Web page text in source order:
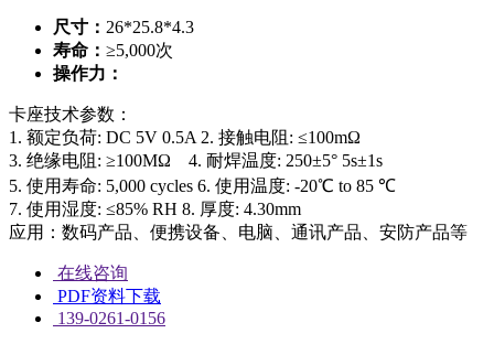
尺寸： 26*25.8*4.3
寿命： ≥5,000次
操作力：
卡座技术参数：
1. 额定负荷: DC 5V 0.5A 2. 接触电阻: ≤100mΩ
3. 绝缘电阻: ≥100MΩ
4. 耐焊温度: 250±5° 5s±1s
5. 使用寿命: 5,000 cycles 6. 使用温度: -20℃ to 85 ℃
7. 使用湿度: ≤85% RH 8. 厚度: 4.30mm
应用：数码产品、便携设备、电脑、通讯产品、安防产品等
在线咨询
PDF资料下载
139-0261-0156